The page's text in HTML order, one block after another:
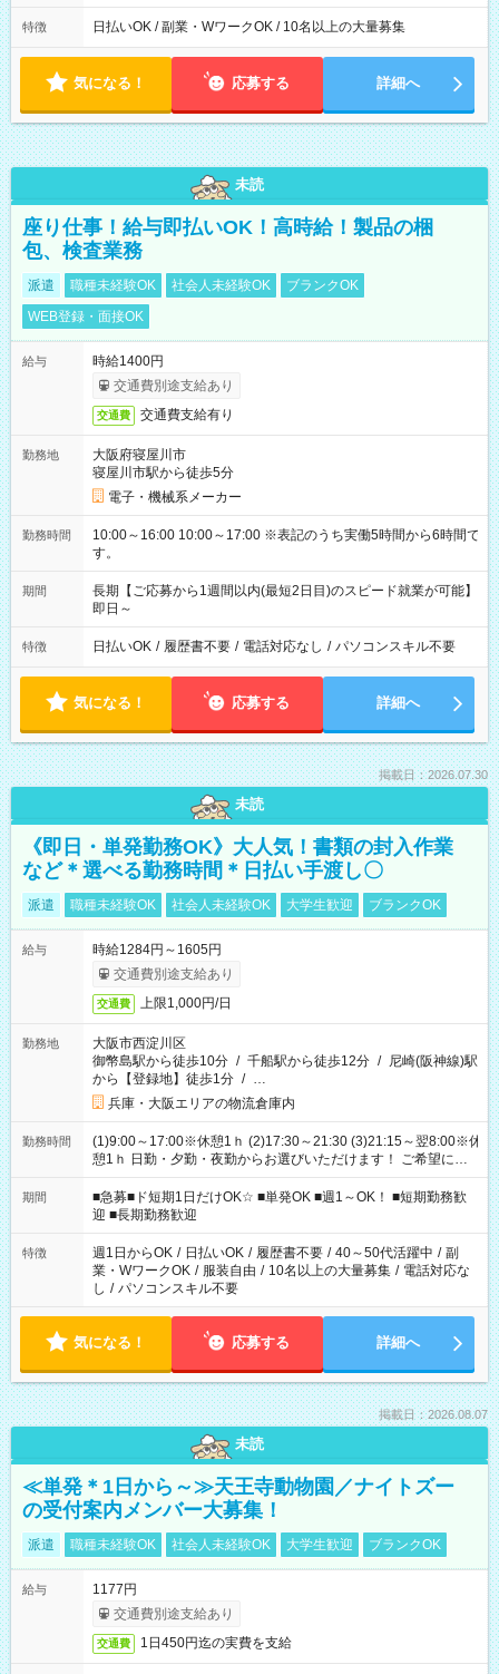
特徴 日払いOK / 副業・WワークOK / 10名以上の大量募集
気になる！ 応募する 詳細へ
未読
座り仕事！給与即払いOK！高時給！製品の梱
包、検査業務
派遣 職種未経験OK 社会人未経験OK
ブランクOK
WEB登録・面接OK
給与
時給1400円
交通費別途支給あり
交通費 交通費支給有り
勤務地
大阪府寝屋川市
寝屋川市駅から徒歩5分
電子・機械系メーカー
勤務時間
10:00～16:00 10:00～17:00 ※表記のうち実働5時間から6時間で
す。
期間
長期【ご応募から1週間以内(最短2日目)のスピード就業が可能】
即日～
特徴 日払いOK / 履歴書不要 / 電話対応なし / パソコンスキル不要
気になる！ 応募する 詳細へ
掲載日：2026.07.30
未読
《即日・単発勤務OK》大人気！書類の封入作業
など＊選べる勤務時間＊日払い手渡し〇
派遣 職種未経験OK 社会人未経験OK 大学生歓迎 ブランクOK
給与
時給1284円～1605円
交通費別途支給あり
交通費 上限1,000円/日
勤務地
大阪市西淀川区
御幣島駅から徒歩10分 / 千船駅から徒歩12分 / 尼崎(阪神線)駅
から【登録地】徒歩1分 / …
兵庫・大阪エリアの物流倉庫内
勤務時間
(1)9:00～17:00※休憩1ｈ (2)17:30～21:30 (3)21:15～翌8:00※休
憩1ｈ 日勤・夕勤・夜勤からお選びいただけます！ ご希望に合
わせて働けるお仕事です(*^^*) 【その他選べる勤務時間】 8-17
時/9-17時/9-18時/10-18時/11-21時/18-22時/20-翌4時/21-翌5
時/22-翌6時/0-翌8時 ご自身のご都合で選んで頂ける完全自由シ
フト！
期間
■急募■ド短期1日だけOK☆ ■単発OK ■週1～OK！ ■短期勤務歓
迎 ■長期勤務歓迎
特徴 週1日からOK / 日払いOK / 履歴書不要 / 40～50代活躍中 / 副
業・WワークOK / 服装自由 / 10名以上の大量募集 / 電話対応な
し / パソコンスキル不要
気になる！ 応募する 詳細へ
掲載日：2026.08.07
未読
≪単発＊1日から～≫天王寺動物園／ナイトズー
の受付案内メンバー大募集！
派遣 職種未経験OK 社会人未経験OK 大学生歓迎 ブランクOK
給与
1177円
交通費別途支給あり
交通費 1日450円迄の実費を支給